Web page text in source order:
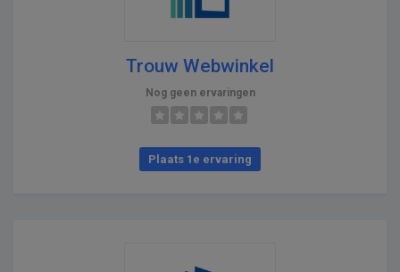
Trouw Webwinkel
Nog geen ervaringen
Plaats 1e ervaring